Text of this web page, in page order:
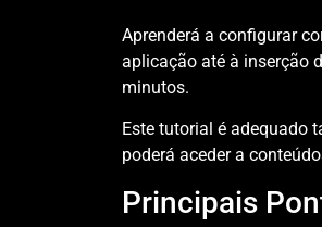
Aprenderá a configurar
aplicação até à inserção
minutos.
Este tutorial é adequado
poderá aceder a
Principais